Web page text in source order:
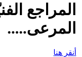
المراجع
المرعى.....
أنقر هنا